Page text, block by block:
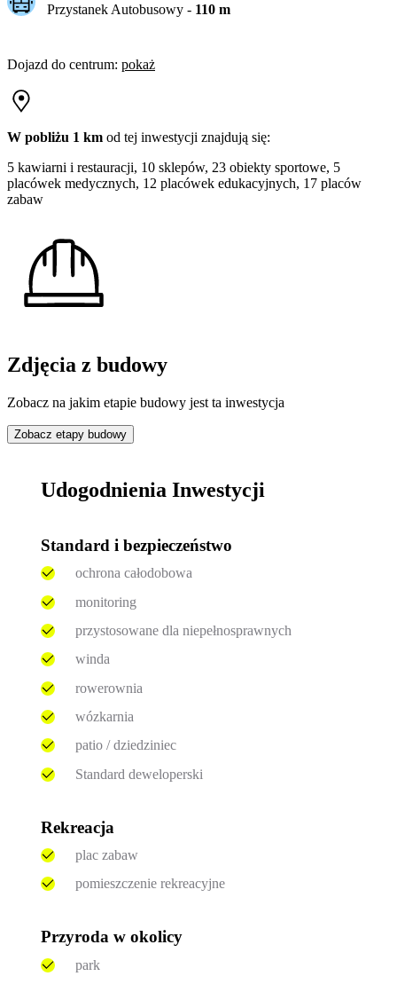
Przystanek Autobusowy - 110m
Dojazd do centrum: pokaż
W pobliżu 1 km od tej inwestycji znajdują się:
5 kawiarni i restauracji, 10 sklepów, 23 obiekty sportowe, 5
placówek medycznych, 12 placówek edukacyjnych, 17 placów
zabaw
Zdjęcia z budowy
Zobacz na jakim etapie budowy jest ta inwestycja
Zobacz etapy budowy
Udogodnienia Inwestycji
Standard i bezpieczeństwo
ochrona całodobowa
monitoring
przystosowane dla niepełnosprawnych
winda
rowerownia
wózkarnia
patio / dziedziniec
Standard deweloperski
Rekreacja
plac zabaw
pomieszczenie rekreacyjne
Przyroda w okolicy
park